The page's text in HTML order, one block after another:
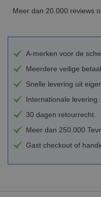
Meer dan 20.000 reviews
A-merken voor de
Meerdere veilige
Snelle levering uit
Internationale levering.
30 dagen retourrecht.
Meer dan 250.000
Gast checkout of